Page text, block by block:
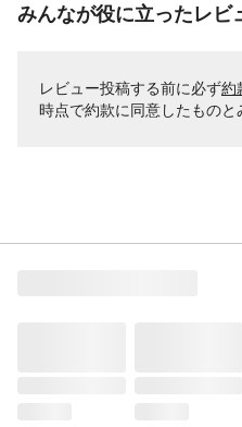
みんなが役に立ったレビ
レビュー投稿する前に必ず約
時点で約款に同意したものと